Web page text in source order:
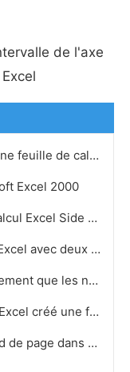
de l'axe
Comment créer des onglets dans une feuille de calcul Excel
Excel 2000
Comment ouvrir deux feuilles de calcul Excel Side by Side
Comment faire un graphique dans Excel avec deux ensembles de chiffres
Comment faire Excel Calculer Seulement que les numéros sont inscrits
Comment savoir quelle version de Excel créé une feuille de calcul
Comment insérer un en-tête et pied de page dans Windows Vista Excel 2007